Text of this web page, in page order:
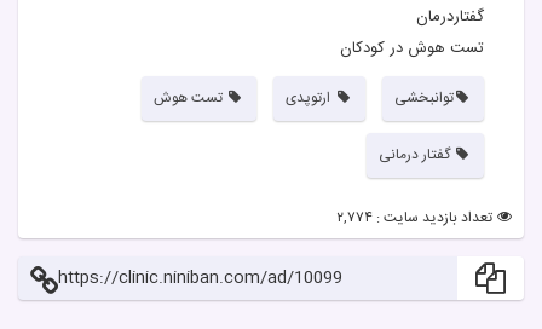
گفتاردرمان
تست هوش در کودکان
توانبخشی ارتوپدی تست هوش
گفتار درمانی
تعداد بازدید سایت : ۲,۷۷۴
https://clinic.niniban.com/ad/10099